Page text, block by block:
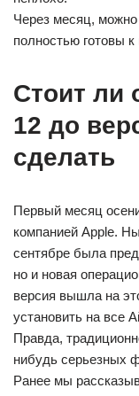
Через месяц,
полностью готовы к
Стоит ли
12 до
сделать
Первый месяц
компанией Apple.
сентябре была
но и новая
версия вышла на
установить на все
Правда,
нибудь серьезных
Ранее мы